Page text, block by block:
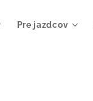
Pre jazdcov